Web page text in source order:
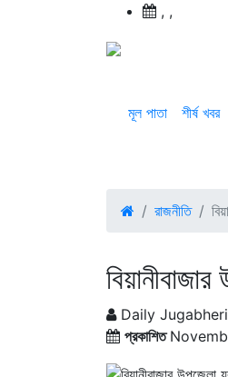
, ,
মূল পাতা শীর্ষ খবর
রাজনীতি
Daily Jugabheri
প্রকাশিত